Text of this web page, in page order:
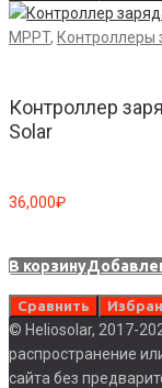
MPPT, Контроллеры
Контроллер
Solar
36,000₽
В корзину
Сравнить
© Heliosolar, 2017-
распространение
сайта без